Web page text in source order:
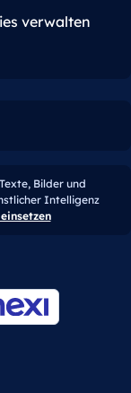
verwalten
Bilder und
Intelligenz